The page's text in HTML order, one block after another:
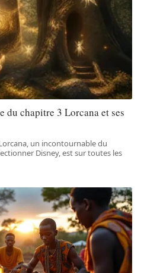
du chapitre 3 Lorcana et ses
un incontournable du
Disney, est sur toutes les